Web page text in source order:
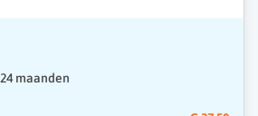
24 maanden